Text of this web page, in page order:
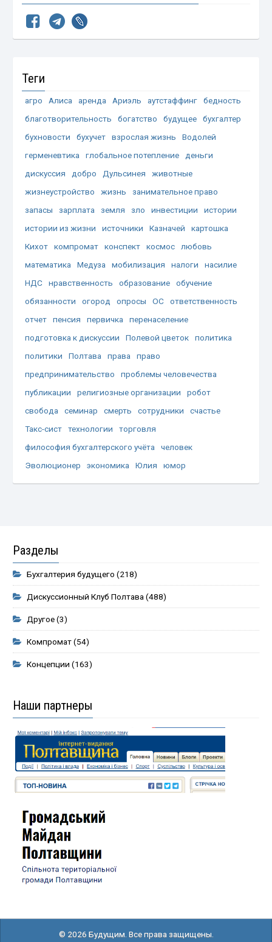
Теги
агро Алиса аренда Ариэль аутстаффинг
бедность
благотворительность
богатство будущее
бухгалтер
бухновости
бухучет взрослая жизнь
Водолей
герменевтика
глобальное потепление
деньги
дискуссия
добро Дульсинея
животные
жизнеустройство
жизнь
занимательное право
запасы
зарплата земля зло инвестиции
истории
истории из жизни
источники Казначей
картошка
Кихот
компромат конспект космос
любовь
математика
Медуза мобилизация налоги
насилие
НДС
нравственность образование
обучение
обязанности
огород опросы ОС
ответственность
отчет
пенсия первичка
перенаселение
подготовка к дискуссии
Полевой цветок
политика
политики
Полтава права
право
предпринимательство
проблемы человечества
публикации
религиозные организации
робот
свобода
семинар смерть сотрудники
счастье
Такс-сист
технологии
торговля
философия бухгалтерского учёта
человек
Эволюционер
экономика Юлия юмор
Разделы
Бухгалтерия будущего (218)
Дискуссионный Клуб Полтава(488)
Другое(3)
Компромат(54)
Концепции (163)
Наши партнеры
© 2026 Будущим. Все права защищены.